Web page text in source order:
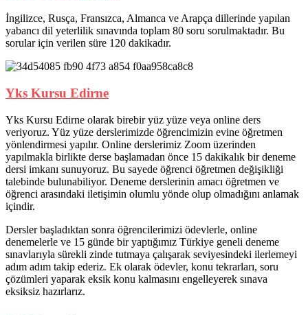
İngilizce, Rusça, Fransızca, Almanca ve Arapça dillerinde yapılan
yabancı dil yeterlilik sınavında toplam 80 soru sorulmaktadır. Bu
sorular için verilen süre 120 dakikadır.
Yks Kursu Edirne
Yks Kursu Edirne olarak birebir yüz yüze veya online ders
veriyoruz. Yüz yüze derslerimizde öğrencimizin evine öğretmen
yönlendirmesi yapılır. Online derslerimiz Zoom üzerinden
yapılmakla birlikte derse başlamadan önce 15 dakikalık bir deneme
dersi imkanı sunuyoruz. Bu sayede öğrenci öğretmen değişikliği
talebinde bulunabiliyor. Deneme derslerinin amacı öğretmen ve
öğrenci arasındaki iletişimin olumlu yönde olup olmadığını anlamak
içindir.
Dersler başladıktan sonra öğrencilerimizi ödevlerle, online
denemelerle ve 15 günde bir yaptığımız Türkiye geneli deneme
sınavlarıyla sürekli zinde tutmaya çalışarak seviyesindeki ilerlemeyi
adım adım takip ederiz. Ek olarak ödevler, konu tekrarları, soru
çözümleri yaparak eksik konu kalmasını engelleyerek sınava
eksiksiz hazırlarız.